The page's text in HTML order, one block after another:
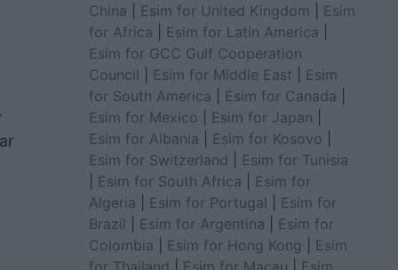
China
Esim for United Kingdom
Esim
for Africa
Esim for Latin America
Esim for GCC Gulf Cooperation
Council
Esim for Middle East
Esim
for South America
Esim for Canada
Esim for Mexico
Esim for Japan
Esim for Albania
Esim for Kosovo
Esim for Switzerland
Esim for Tunisia
Esim for South Africa
Esim for
Algeria
Esim for Portugal
Esim for
Brazil
Esim for Argentina
Esim for
Colombia
Esim for Hong Kong
Esim
for Thailand
Esim for Macau
Esim